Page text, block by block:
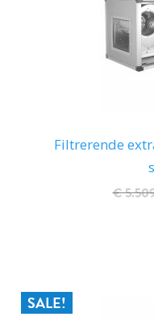
Filtrerende
€
SALE!